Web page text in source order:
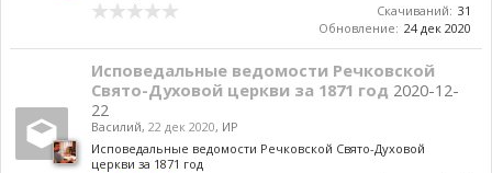
Скачиваний: 31
Обновление: 24 дек 2020
Исповедальные ведомости Речковской
Свято-Духовой церкви за 1871 год 2020-12-
22
Василий, 22 дек 2020, ИР
Исповедальные ведомости Речковской Свято-Духовой
церкви за 1871 год